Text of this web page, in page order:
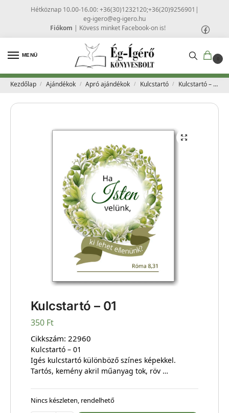
Hétköznap 10.00-16.00: +36(30)1232120;+36(20)9256901 |
eg-igero@eg-igero.hu
Fiókom | Kövess minket Facebook-on is!
MENÜ
0
Kezdőlap / Ajándékok / Apró ajándékok / Kulcstartó / Kulcstartó – 01
Kulcstartó – 01
350 Ft
Cikkszám: 22960
Kulcstartó – 01
Igés kulcstartó különböző színes képekkel.
Tartós, kemény akril műanyag tok, röv …
Nincs készleten, rendelhető